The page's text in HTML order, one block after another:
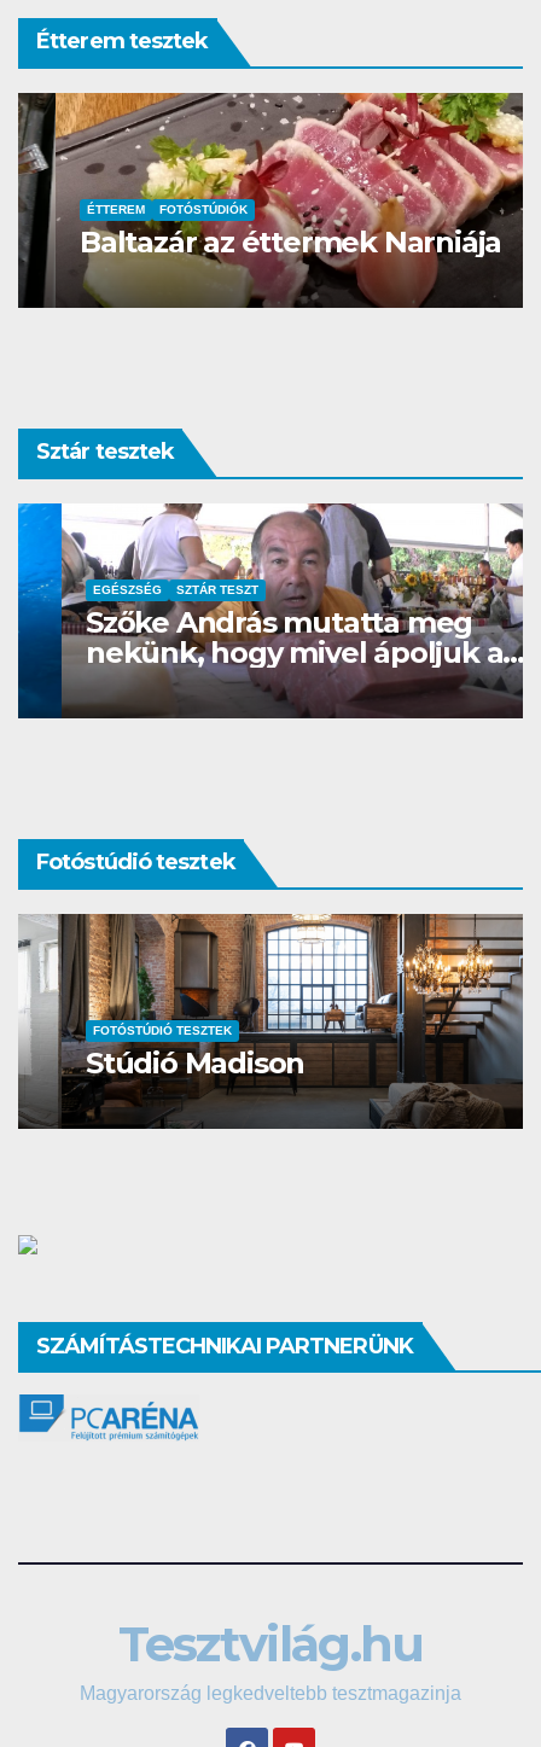
Étterem tesztek
ÉTTEREM FOTÓSTÚDIÓK
Baltazár az éttermek Narniája
Sztár tesztek
EGÉSZSÉG SZTÁR TESZT
Szőke András mutatta meg
nekünk, hogy mivel ápoljuk a
bőrünket
Fotóstúdió tesztek
FOTÓSTÚDIÓ TESZTEK
Stúdió Madison
SZÁMÍTÁSTECHNIKAI PARTNERÜNK
Tesztvilág.hu
Magyarország legkedveltebb tesztmagazinja